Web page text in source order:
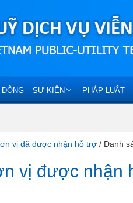
ĐỘNG – SỰ KIỆN PHÁP LUẬT
vị đã được nhận hỗ trợ / Danh
vị được nhận